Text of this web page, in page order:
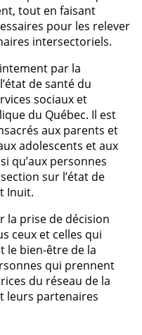
tout en faisant
pour les relever
intersectoriels.
par la
de santé du
sociaux et
du Québec. Il est
aux parents et
adolescents et aux
qu’aux personnes
sur l’état de
Inuit.
la prise de décision
ceux et celles qui
le bien-être de la
qui prennent
du réseau de la
leurs partenaires